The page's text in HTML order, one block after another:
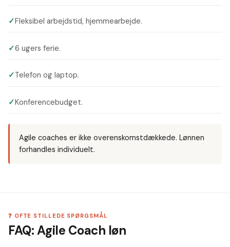
✓Fleksibel arbejdstid, hjemmearbejde.
✓6 ugers ferie.
✓Telefon og laptop.
✓Konferencebudget.
Agile coaches er ikke overenskomstdækkede. Lønnen
forhandles individuelt.
❓ OFTE STILLEDE SPØRGSMÅL
FAQ: Agile Coach løn